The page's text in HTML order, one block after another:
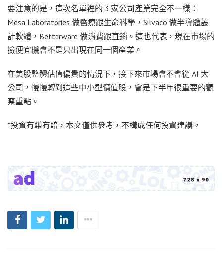
要注意的是，這次名單裡的 3 家公司產業完全不一樣：
Mesa Laboratories 做醫療跟生命科學，Silvaco 做半導體設
計軟體，Betterware 做消費跟直銷。這也代表，現在市場的
撿便宜機會不是只出現在同一個產業。
在美股整體估值偏貴的情況下，接下來市場會不會從 AI 大
公司，慢慢轉到這些中小型價值股，會是下半年很重要的觀
察重點。
*投資有賺有賠，本文僅供參考，不構成任何投資建議。